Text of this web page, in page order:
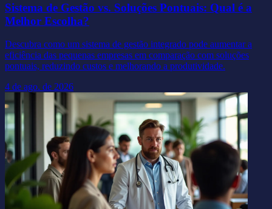
Sistema de Gestão vs. Soluções Pontuais: Qual é a
Melhor Escolha?
Descubra como um sistema de gestão integrado pode aumentar a
eficiência das pequenas empresas em comparação com soluções
pontuais, reduzindo custos e melhorando a produtividade.
4 de ago. de 2026